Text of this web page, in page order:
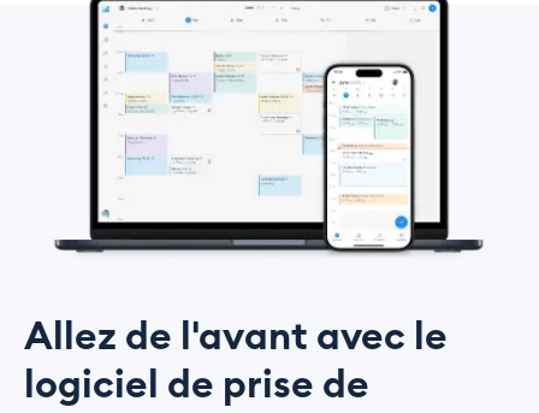
Allez de l'avant avec le
logiciel de prise de